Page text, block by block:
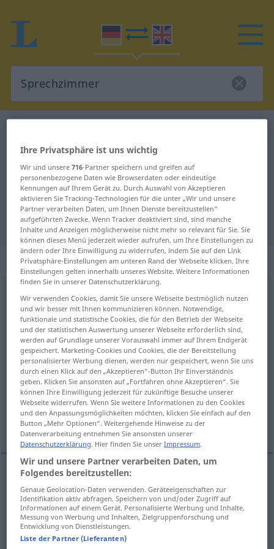
Deutsch-Englisch Übersetzung für
"Sprechzimmer"
"Sprechzimmer" Englisch
Übersetzung
„Sprechzimmer“: Neutrum
Sprechzimmern
Übersicht aller Übersetzungen
(Für mehr Details die Übersetzung anklicken/antippen)
consultation room
consulting room, office, surgery office
parlatory, parlor, parlour
consultationroom Sprechzimmereiner Schule
Ihre Privatsphäre ist uns wichtig
Wir und unsere716-Partner speichern und greifen auf
personenbezogene Daten wie Browserdaten oder eindeutige
Kennungen auf Ihrem Gerät zu. Durch Auswahl von Akzeptieren
aktivieren Sie Tracking-Technologien für die unter „Wir und unsere
Partner verarbeiten Daten, um Ihnen Dienste bereitzustellen“
aufgeführten Zwecke. Wenn Tracker deaktiviert sind, sind manche
Inhalte und Anzeigen möglicherweise nicht mehr so relevant für Sie. Sie
können dieses Menü jederzeit wieder aufrufen, um Ihre Einstellungen zu
ändern oder Ihre Einwilligung zu widerrufen, indem Sie auf den Link
Privatsphäre-Einstellungen am unteren Rand der Webseite klicken. Ihre
Einstellungen gelten innerhalb unseres Website. Weitere Informationen
finden Sie in unserer Datenschutzerklärung.
Wir verwenden Cookies, damit Sie unsere Webseite bestmöglich nutzen
und wir besser mit Ihnen kommunizieren können. Notwendige,
funktionale und statistische Cookies, die für den Betrieb der Webseite
und der statistischen Auswertung unserer Webseite erforderlich sind,
werden auf Grundlage unserer Vorauswahl immer auf Ihrem Endgerät
gespeichert. Marketing-Cookies und Cookies, die der Bereitstellung
personalisierter Werbung dienen, werden nur gespeichert, wenn Sie uns
durch einen Klick auf den „Akzeptieren“-Button Ihr Einverständnis
geben. Klicken Sie ansonsten auf „Fortfahren ohne Akzeptieren“. Sie
können Ihre Einwilligung jederzeit für zukünftige Besuche unserer
Webseite widerrufen. Wenn Sie weitere Informationen zu den Cookies
und den Anpassungsmöglichkeiten möchten, klicken Sie einfach auf den
Button „Mehr Optionen“. Weitergehende Hinweise zu der
Datenverarbeitung entnehmen Sie ansonsten unserer
Datenschutzerklärung. Hier finden Sie unserImpressum.
Wir und unsere Partner verarbeiten Daten, um
Folgendes bereitzustellen:
Genaue Geolocation-Daten verwenden. Geräteeigenschaften zur
Identifikation aktiv abfragen. Speichern von und/oder Zugriff auf
Informationen auf einem Gerät. Personalisierte Werbung und Inhalte,
Messung von Werbung und Inhalten, Zielgruppenforschung und
Entwicklung von Dienstleistungen.
Liste der Partner (Lieferanten)